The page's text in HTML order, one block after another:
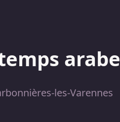
arabe
les-Varennes